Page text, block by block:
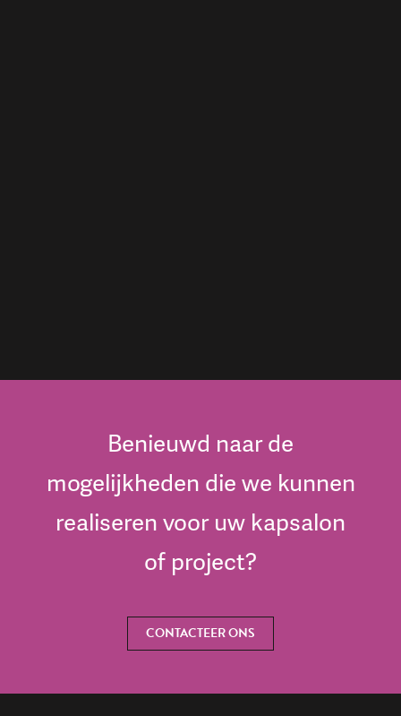
Benieuwd naar de
mogelijkheden die we kunnen
realiseren voor uw kapsalon
of project?
CONTACTEER ONS